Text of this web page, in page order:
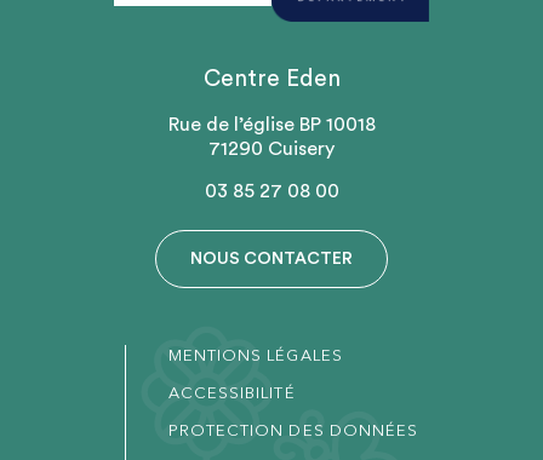
Centre Eden
Rue de l’église BP 10018
71290 Cuisery
03 85 27 08 00
NOUS CONTACTER
MENTIONS LÉGALES
ACCESSIBILITÉ
PROTECTION DES DONNÉES